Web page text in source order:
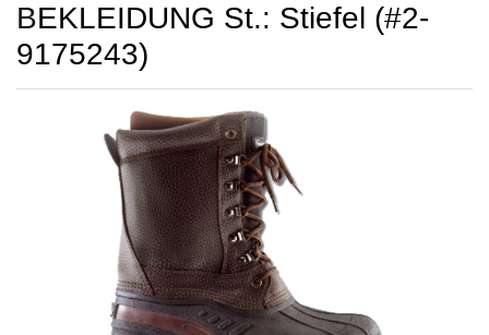
BEKLEIDUNG St.: Stiefel (#2-
9175243)